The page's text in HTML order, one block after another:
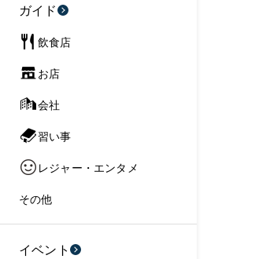
ガイド
飲食店
お店
会社
習い事
レジャー・エンタメ
その他
イベント